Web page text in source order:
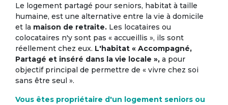
Le logement partagé pour seniors, habitat à taille
humaine, est une alternative entre la vie à domicile
et la maison de retraite. Les locataires ou
colocataires n'y sont pas « accueillis », ils sont
réellement chez eux. L'habitat « Accompagné,
Partagé et inséré dans la vie locale », a pour
objectif principal de permettre de « vivre chez soi
sans être seul ».
Vous êtes propriétaire d'un logement seniors ou